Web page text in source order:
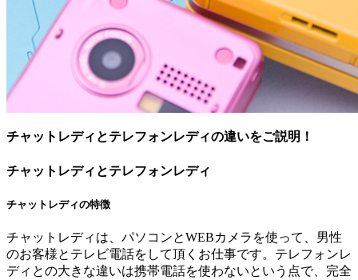
チャットレディとテレフォンレディの違いをご説明！
チャットレディとテレフォンレディ
チャットレディの特徴
チャットレディは、パソコンとWEBカメラを使って、男性
のお客様とテレビ電話をして頂くお仕事です。テレフォンレ
ディとの大きな違いは携帯電話を使わないという点で、完全